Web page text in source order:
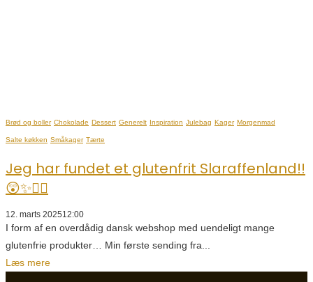
Brød og boller Chokolade Dessert Generelt Inspiration Julebag Kager Morgenmad
Salte køkken Småkager Tærte
Jeg har fundet et glutenfrit Slaraffenland!!
😲✨👌🏼
12. marts 202512:00
I form af en overdådig dansk webshop med uendeligt mange
glutenfrie produkter… Min første sending fra...
Læs mere